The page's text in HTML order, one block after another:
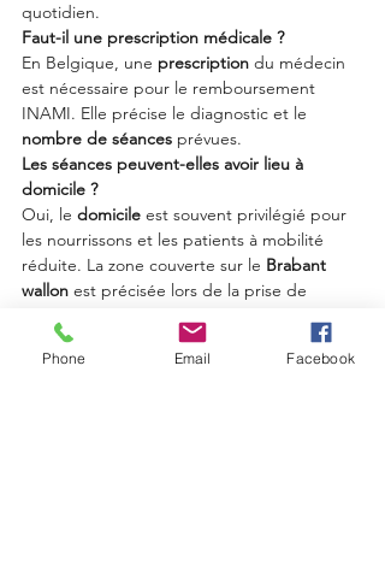
quotidien.
Faut-il une prescription médicale ?
En Belgique, une prescription du médecin
est nécessaire pour le remboursement
INAMI. Elle précise le diagnostic et le
nombre de séances prévues.
Les séances peuvent-elles avoir lieu à
domicile ?
Oui, le domicile est souvent privilégié pour
les nourrissons et les patients à mobilité
réduite. La zone couverte sur le Brabant
wallon est précisée lors de la prise de
Prendre rendez-vous à Waterloo
Phone Email Facebook